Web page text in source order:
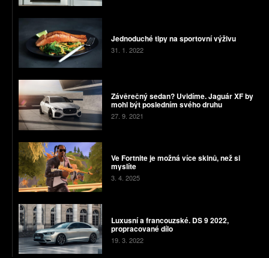
Jednoduché tipy na sportovní výživu
31. 1. 2022
Závěrečný sedan? Uvidíme. Jaguár XF by
mohl být posledním svého druhu
27. 9. 2021
Ve Fortnite je možná více skinů, než si
myslíte
3. 4. 2025
Luxusní a francouzské. DS 9 2022,
propracované dílo
19. 3. 2022